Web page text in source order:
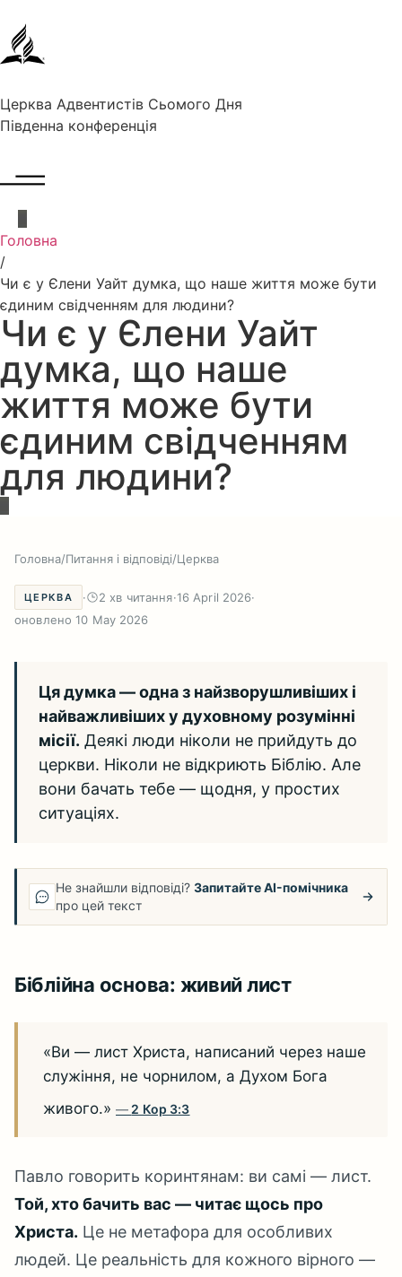
Церква Адвентистів Сьомого Дня
Південна конференція
Головна
/
Чи є у Єлени Уайт думка, що наше життя може бути
єдиним свідченням для людини?
Чи є у Єлени Уайт
думка, що наше
життя може бути
єдиним свідченням
для людини?
Головна/Питання і відповіді/Церква
ЦЕРКВА · 2 хв читання·16 April 2026·
оновлено 10 May 2026
Ця думка — одна з найзворушливіших і
найважливіших у духовному розумінні
місії. Деякі люди ніколи не прийдуть до
церкви. Ніколи не відкриють Біблію. Але
вони бачать тебе — щодня, у простих
ситуаціях.
Не знайшли відповіді? Запитайте AI-помічника
про цей текст
Біблійна основа: живий лист
«Ви — лист Христа, написаний через наше
служіння, не чорнилом, а Духом Бога
живого.»
2 Кор 3:3
Павло говорить коринтянам: ви самі — лист.
Той, хто бачить вас — читає щось про
Христа. Це не метафора для особливих
людей. Це реальність для кожного вірного —